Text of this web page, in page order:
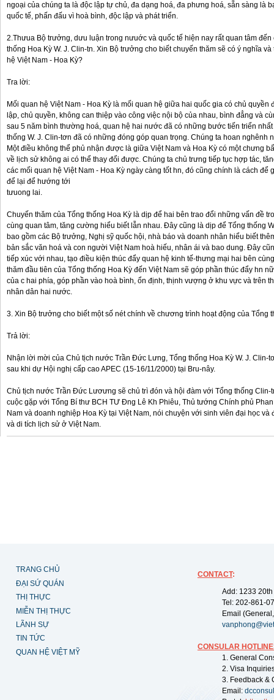
ngoại của chúng ta là độc lập tự chủ, đa dạng hoá, đa phưng hoá, sẵn sàng là
quốc tế, phấn đấu vì hoà bình, độc lập và phát triển.
2.Thưua Bộ trưởng, dưu luận trong nưuớc và quốc tế hiện nay rất quan tâm đến
thống Hoa Kỳ W. J. Clin-tn. Xin Bộ trưởng cho biết chuyến thăm sẽ có ý nghĩa
hệ Việt Nam - Hoa Kỳ?
Tra lời:
Mối quan hệ Việt Nam - Hoa Kỳ là mối quan hệ giữa hai quốc gia có chủ quyền
lập, chủ quyền, không can thiệp vào công việc nội bộ của nhau, bình đẳng và
sau 5 năm bình thường hoá, quan hệ hai nước đã có những bước tiến triển
thống W. J. Clin-tơn đã có những đóng góp quan trọng. Chúng ta hoan nghênh
Một điều không thể phủ nhận được là giữa Việt Nam và Hoa Kỳ có một chưng
về lịch sử không ai có thể thay đổi được. Chúng ta chủ trưng tiếp tục hợp tác,
các mối quan hệ Việt Nam - Hoa Kỳ ngày càng tốt hn, đó cũng chính là cách
để lại để hướng tới
tưuong lai.
Chuyến thăm của Tổng thống Hoa Kỳ là dịp để hai bên trao đổi những vấn đề
cùng quan tâm, tăng cường hiểu biết lẫn nhau. Đây cũng là dịp để Tổng thống
bao gồm các Bộ trưởng, Nghị sỹ quốc hội, nhà báo và doanh nhân hiểu biết
bản sắc văn hoá và con người Việt Nam hoà hiếu, nhân ái và bao dung. Đây
tiếp xúc với nhau, tạo điều kiện thúc đẩy quan hệ kinh tế-thưng mại hai bên
thăm đầu tiên của Tổng thống Hoa Kỳ đến Việt Nam sẽ góp phần thúc đẩy hn
của c hai phía, góp phần vào hoà bình, ổn định, thịnh vượng ở khu vực và trên
nhân dân hai nước.
3. Xin Bộ trưởng cho biết một số nét chính về chương trình hoạt động của Tổng
Trả lời:
Nhận lời mời của Chủ tịch nước Trần Đức Lưng, Tổng thống Hoa Kỳ W. J. Clin-
sau khi dự Hội nghị cấp cao APEC (15-16/11/2000) tại Bru-nây.
Chủ tịch nước Trần Đức Lươưng sẽ chủ trì đón và hội đàm với Tổng thống Clin-
cuộc gặp với Tổng Bí thư BCH TƯ Đng Lê Kh Phiêu, Thủ tướng Chính phủ
Nam và doanh nghiệp Hoa Kỳ tại Việt Nam, nói chuyện với sinh viên đại học và
và di tích lịch sử ở Việt Nam.
TRANG CHỦ
ĐẠI SỨ QUÁN
THỊ THỰC
MIỄN THỊ THỰC
LÃNH SỰ
TIN TỨC
QUAN HỆ VIỆT MỸ
CONTACT:
Add: 1233
Tel: 202-861-
Email
CONSULAR
1. General
2. Visa
3. Feedback &
Email: